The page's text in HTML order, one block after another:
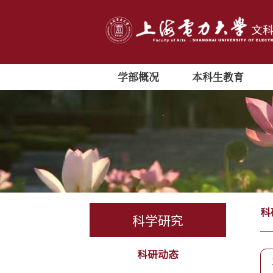
学部概况 本科生教育
科学研究
科研动态